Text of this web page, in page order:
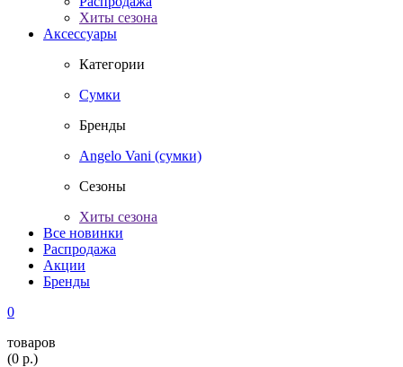
Хиты сезона
Аксессуары
Категории
Сумки
Бренды
Angelo Vani (сумки)
Сезоны
Хиты сезона
Все новинки
Распродажа
Акции
Бренды
0
товаров
(0 р.)